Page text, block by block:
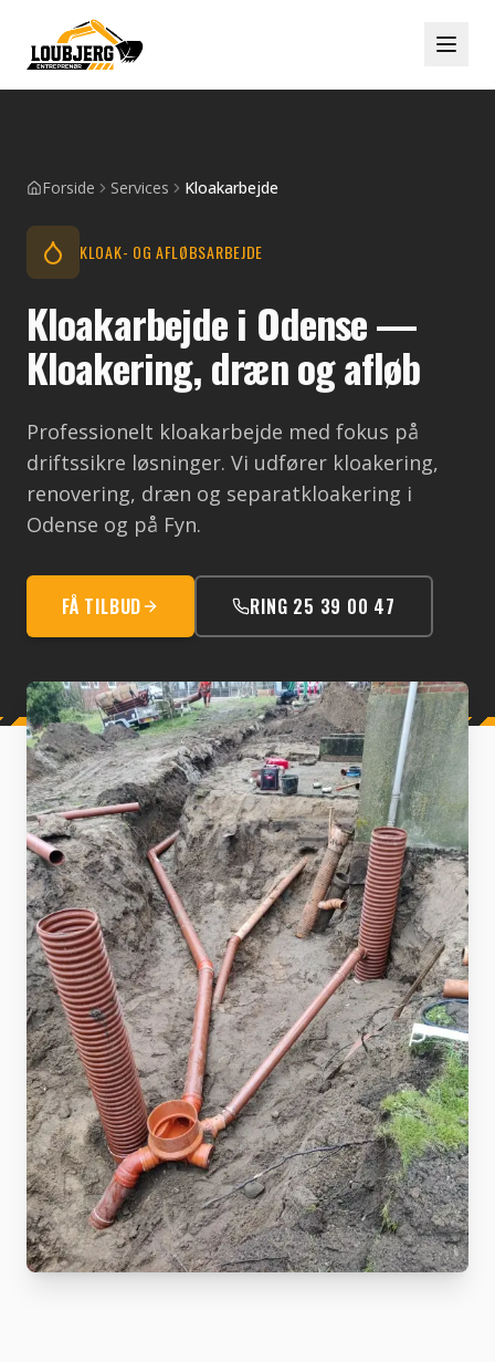
Forside Services Kloakarbejde
KLOAK- OG AFLØBSARBEJDE
Kloakarbejde i Odense —
Kloakering, dræn og afløb
Professionelt kloakarbejde med fokus på
driftssikre løsninger. Vi udfører kloakering,
renovering, dræn og separatkloakering i
Odense og på Fyn.
FÅ TILBUD RING 25 39 00 47